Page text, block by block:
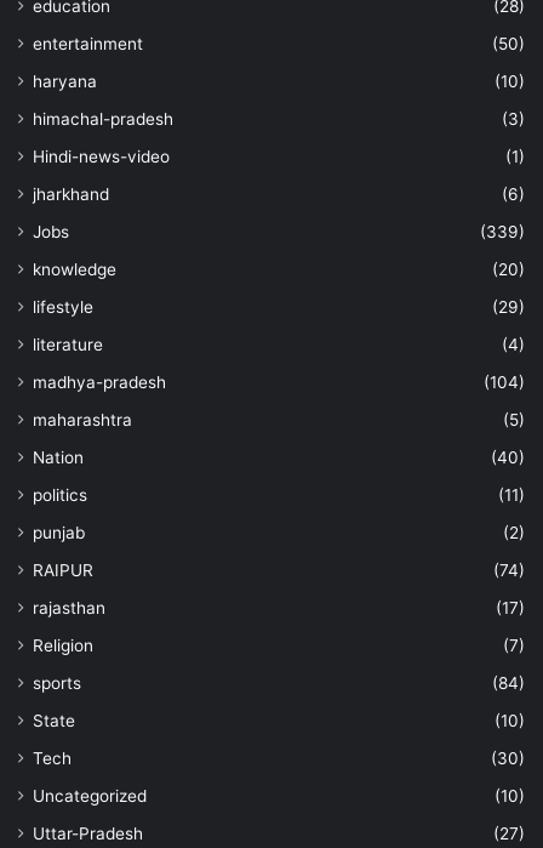
education
(28)
entertainment
(50)
haryana
(10)
himachal-pradesh
(3)
Hindi-news-video
(1)
jharkhand
(6)
Jobs
(339)
knowledge
(20)
lifestyle
(29)
literature
(4)
madhya-pradesh
(104)
maharashtra
(5)
Nation
(40)
politics
(11)
punjab
(2)
RAIPUR
(74)
rajasthan
(17)
Religion
(7)
sports
(84)
State
(10)
Tech
(30)
Uncategorized
(10)
Uttar-Pradesh
(27)